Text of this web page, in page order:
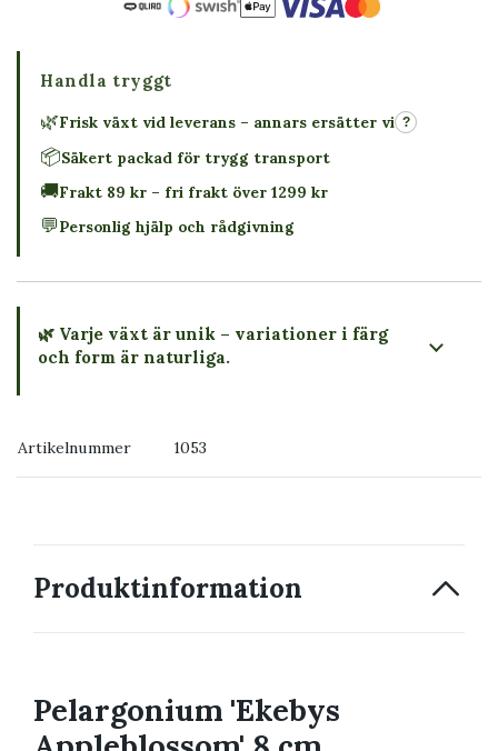
Handla tryggt
🌿Frisk växt vid leverans – annars ersätter vi ?
📦Säkert packad för trygg transport
🚚Frakt 89 kr – fri frakt över 1299 kr
💬Personlig hjälp och rådgivning
🌿 Varje växt är unik – variationer i färg
och form är naturliga.
Artikelnummer 1053
Produktinformation
Pelargonium 'Ekebys